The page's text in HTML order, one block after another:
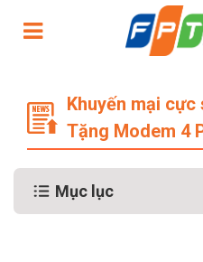
Khuyến mại cực
Tặng Modem 4
Mục lục